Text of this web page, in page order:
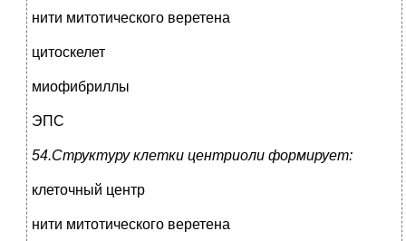
нити митотического веретена
цитоскелет
миофибриллы
ЭПС
54.Структуру клетки центриоли формирует:
клеточный центр
нити митотического веретена